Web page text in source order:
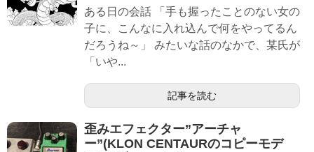
ある日の会話 「手も握ったことのない女の
子に、こんなに入れ込んで何をやってるん
だろうね～」 みたいな話のなかで、某氏が
「いや...
記事を読む
歪みエフェクター”アーチャ
ー”(KLON CENTAURのコピーモデ